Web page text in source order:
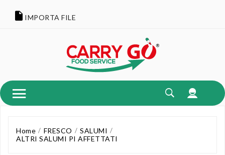
IMPORTA FILE
Home FRESCO
SALUMI
ALTRI SALUMI PI AFFETTATI